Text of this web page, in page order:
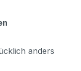
anders